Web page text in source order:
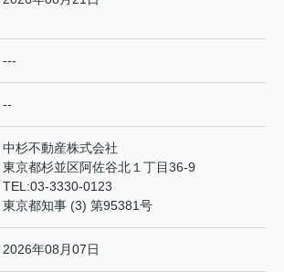
---
--
中杉不動産株式会社
東京都杉並区阿佐谷北１丁目36-9
TEL:03-3330-0123
東京都知事 (3) 第95381号
2026年08月07日